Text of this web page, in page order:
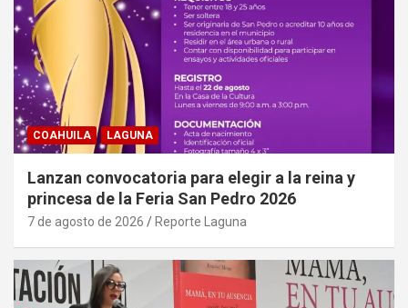
COAHUILA LAGUNA
Lanzan convocatoria para elegir a la reina y
princesa de la Feria San Pedro 2026
7 de agosto de 2026 Reporte Laguna